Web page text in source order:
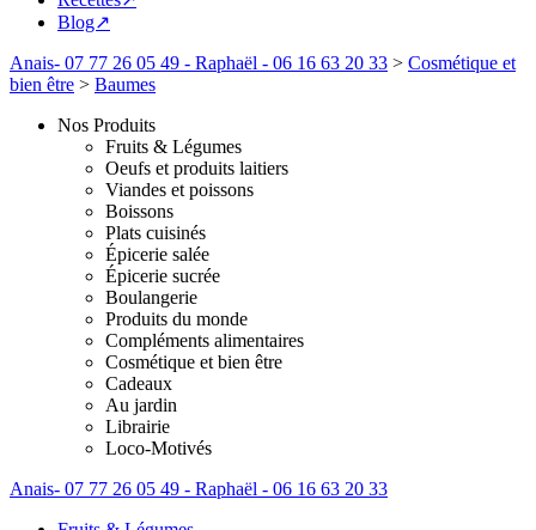
Blog↗
Anais- 07 77 26 05 49 - Raphaël - 06 16 63 20 33 > Cosmétique et
bien être > Baumes
Nos Produits
Fruits & Légumes
Oeufs et produits laitiers
Viandes et poissons
Boissons
Plats cuisinés
Épicerie salée
Épicerie sucrée
Boulangerie
Produits du monde
Compléments alimentaires
Cosmétique et bien être
Cadeaux
Au jardin
Librairie
Loco-Motivés
Anais- 07 77 26 05 49 - Raphaël - 06 16 63 20 33